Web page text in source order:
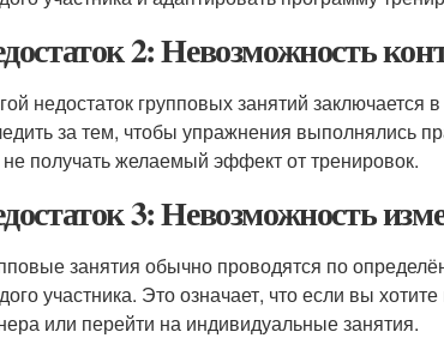
2: Невозможность
недостаток групповых занятий заключается
за тем, чтобы упражнения выполнялись
получать желаемый эффект от тренировок.
3: Невозможность
занятия обычно проводятся по
участника. Это означает, что если вы
или перейти на индивидуальные занятия.